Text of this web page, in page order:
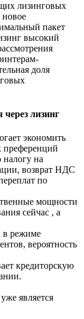
лизинговых
новое
пакет
высокий
доля
лизинг
экономить
преференций
на
возврат НДС
по
мощности
сейчас , а
в режиме
вероятность
кредиторскую
является